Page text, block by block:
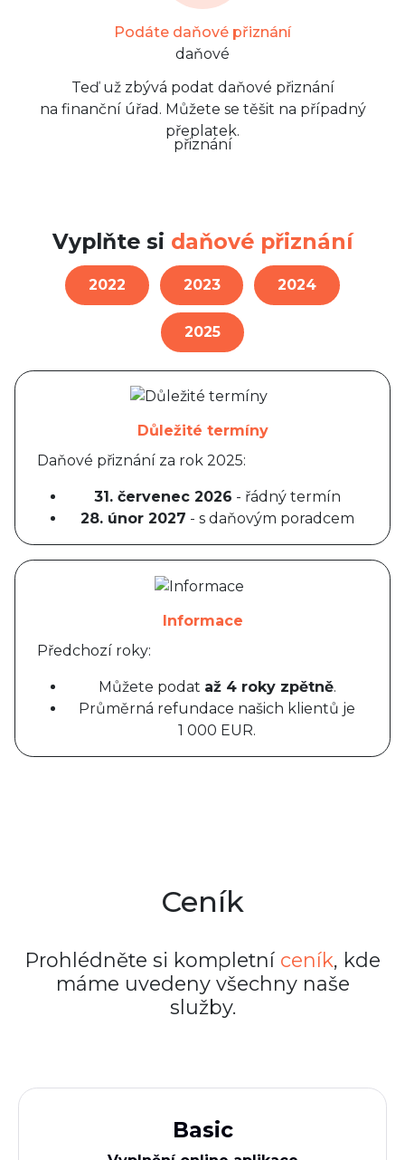
Podáte daňové přiznání
Teď už zbývá podat daňové přiznání
na finanční úřad. Můžete se těšit na případný
přeplatek.
Vyplňte si daňové přiznání
2022 2023 2024
2025
Důležité termíny
Daňové přiznání za rok 2025:
31. červenec 2026 - řádný termín
28. únor 2027 - s daňovým poradcem
Informace
Předchozí roky:
Můžete podat až 4 roky zpětně.
Průměrná refundace našich klientů je
1 000 EUR.
Ceník
Prohlédněte si kompletní ceník, kde
máme uvedeny všechny naše
služby.
Basic